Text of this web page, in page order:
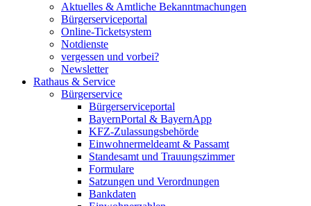
Aktuelles & Amtliche Bekanntmachungen
Bürgerserviceportal
Online-Ticketsystem
Notdienste
vergessen und vorbei?
Newsletter
Rathaus & Service
Bürgerservice
Bürgerserviceportal
BayernPortal & BayernApp
KFZ-Zulassungsbehörde
Einwohnermeldeamt & Passamt
Standesamt und Trauungszimmer
Formulare
Satzungen und Verordnungen
Bankdaten